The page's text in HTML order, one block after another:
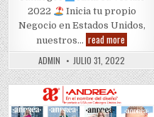
2022
Inicia tu propio
Negocio en Estados Unidos,
nuestros… read more
–
2022
–
Venta
Catalogo
ADMIN JULIO 31, 2022
Posted